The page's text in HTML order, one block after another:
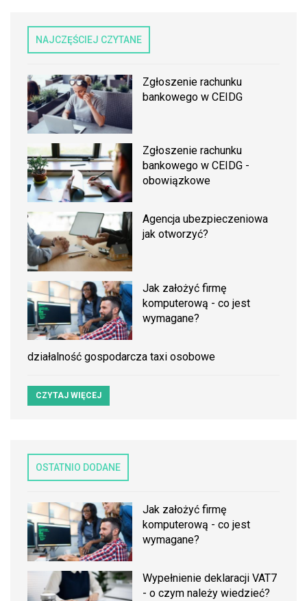
NAJCZĘŚCIEJ CZYTANE
Zgłoszenie rachunku
bankowego w CEIDG
Zgłoszenie rachunku
bankowego w CEIDG -
obowiązkowe
Agencja ubezpieczeniowa
jak otworzyć?
Jak założyć firmę
komputerową - co jest
wymagane?
działalność gospodarcza taxi osobowe
CZYTAJ WIĘCEJ
OSTATNIO DODANE
Jak założyć firmę
komputerową - co jest
wymagane?
Wypełnienie deklaracji VAT7
- o czym należy wiedzieć?